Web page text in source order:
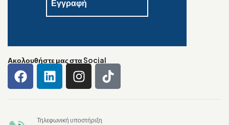
Ακολουθήστε μας στα Social
Τηλεφωνική υποστήριξη